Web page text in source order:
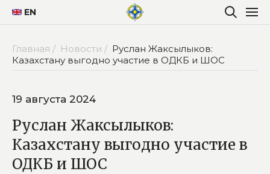
EN
Главная / Новости / Руслан Жаксылыков:
Казахстану выгодно участие в ОДКБ и ШОС
19 августа 2024
Руслан Жаксылыков:
Казахстану выгодно участие в
ОДКБ и ШОС